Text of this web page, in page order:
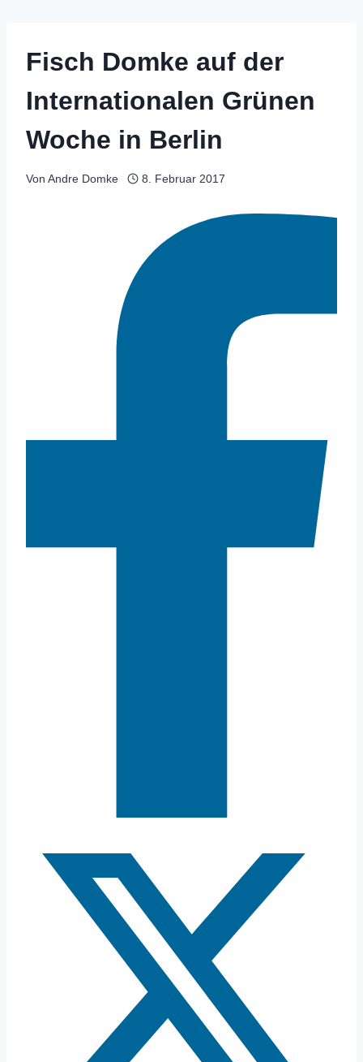
Fisch Domke auf der
Internationalen Grünen
Woche in Berlin
Von Andre Domke 8. Februar 2017